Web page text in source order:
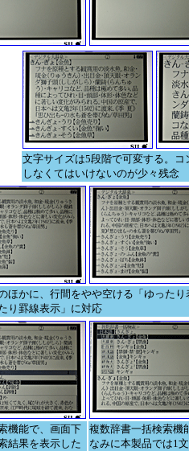
文字サイズは5段階で可変する。コ
しなくてはいけないのが少々残念
ほかに、行間をやや空ける「ゆった
り罫線表示」に対応
機能で、画面下
結果を表示した
複数辞書一括検索機
なみに本製品では1